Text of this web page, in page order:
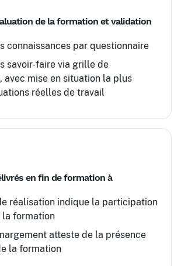
de la formation et validation
connaissances par questionnaire
savoir-faire via grille de
avec mise en situation la plus
réelles de travail
en fin de formation à
réalisation indique la participation
la formation
atteste de la présence
la formation